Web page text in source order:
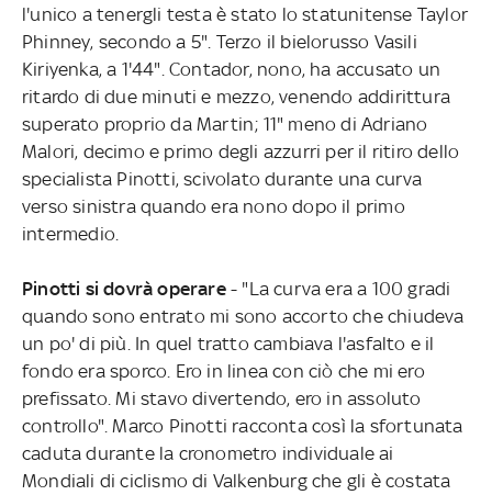
l'unico a tenergli testa è stato lo statunitense Taylor
Phinney, secondo a 5". Terzo il bielorusso Vasili
Kiriyenka, a 1'44". Contador, nono, ha accusato un
ritardo di due minuti e mezzo, venendo addirittura
superato proprio da Martin; 11" meno di Adriano
Malori, decimo e primo degli azzurri per il ritiro dello
specialista Pinotti, scivolato durante una curva
verso sinistra quando era nono dopo il primo
intermedio.
Pinotti si dovrà operare- "La curva era a 100 gradi
quando sono entrato mi sono accorto che chiudeva
un po' di più. In quel tratto cambiava l'asfalto e il
fondo era sporco. Ero in linea con ciò che mi ero
prefissato. Mi stavo divertendo, ero in assoluto
controllo". Marco Pinotti racconta così la sfortunata
caduta durante la cronometro individuale ai
Mondiali di ciclismo di Valkenburg che gli è costata